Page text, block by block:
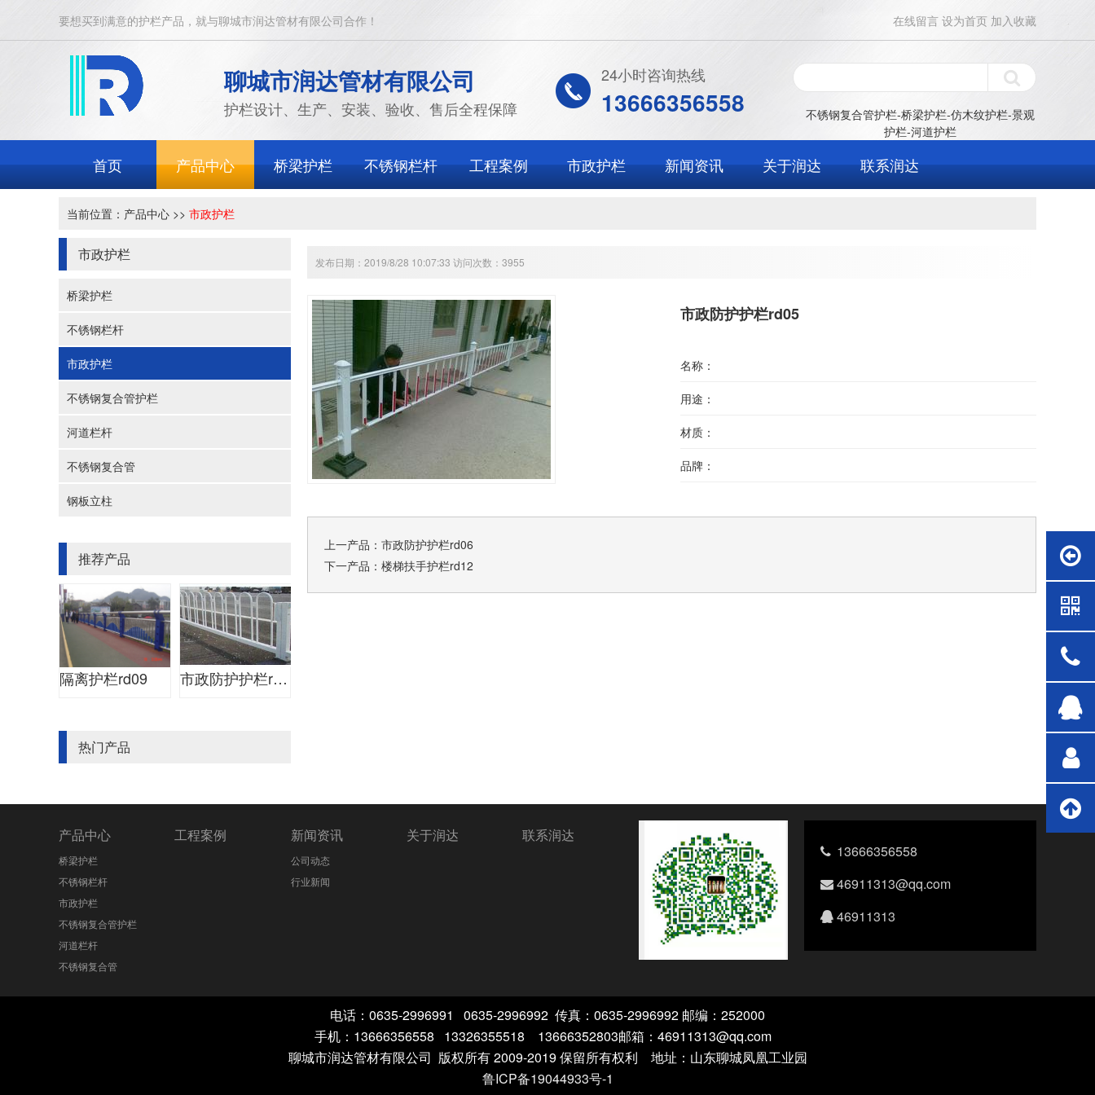
要想买到满意的护栏产品，就与聊城市润达管材有限公司合作！ 在线留言 设为首页 加入收藏
聊城市润达管材有限公司
护栏设计、生产、安装、验收、售后全程保障
24小时咨询热线
13666356558
不锈钢复合管护栏-桥梁护栏-仿木纹护栏-景观
护栏-河道护栏
首页 产品中心 桥梁护栏 不锈钢栏杆 工程案例 市政护栏 新闻资讯 关于润达 联系润达
当前位置： 产品中心 >> 市政护栏
市政护栏
桥梁护栏
不锈钢栏杆
市政护栏
不锈钢复合管护栏
河道栏杆
不锈钢复合管
钢板立柱
推荐产品
隔离护栏rd09 市政防护护栏rd07
热门产品
发布日期：2019/8/28 10:07:33 访问次数：3955
市政防护护栏rd05
名称：
用途：
材质：
品牌：
上一产品： 市政防护护栏rd06
下一产品： 楼梯扶手护栏rd12
产品中心
桥梁护栏
不锈钢栏杆
市政护栏
不锈钢复合管护栏
河道栏杆
不锈钢复合管
工程案例 新闻资讯
公司动态
行业新闻
关于润达
联系润达
13666356558
46911313@qq.com
46911313
电话：0635-2996991 0635-2996992 传真：0635-2996992 邮编：252000
手机：13666356558 13326355518 13666352803邮箱：46911313@qq.com
聊城市润达管材有限公司 版权所有 2009-2019 保留所有权利 地址：山东聊城凤凰工业园
鲁ICP备19044933号-1